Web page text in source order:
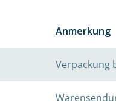
Anmerkung
Verpackung